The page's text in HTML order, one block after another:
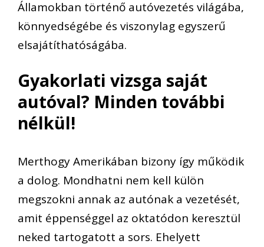
Államokban történő autóvezetés világába,
könnyedségébe és viszonylag egyszerű
elsajátíthatóságába.
Gyakorlati vizsga saját
autóval? Minden további
nélkül!
Merthogy Amerikában bizony így működik
a dolog. Mondhatni nem kell külön
megszokni annak az autónak a vezetését,
amit éppenséggel az oktatódon keresztül
neked tartogatott a sors. Ehelyett